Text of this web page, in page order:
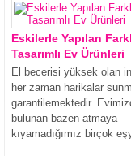
Eskilerle Yapılan
Tasarımlı Ev Ürünleri
El becerisi yüksek olan
her zaman harikalar
garantilemektedir.
bulunan bazen atmaya
kıyamadığımız birçok